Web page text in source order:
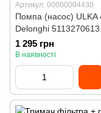
Артикул: 00000004430
Помпа (насос) ULKA
Delonghi 5113270613
1 295 грн
В наявності